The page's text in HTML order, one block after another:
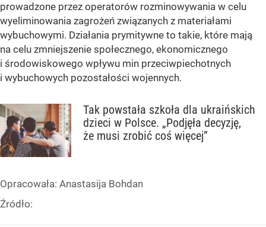
prowadzone przez operatorów rozminowywania w celu
wyeliminowania zagrożeń związanych z materiałami
wybuchowymi. Działania prymitywne to takie, które mają
na celu zmniejszenie społecznego, ekonomicznego
i środowiskowego wpływu min przeciwpiechotnych
i wybuchowych pozostałości wojennych.
Tak powstała szkoła dla ukraińskich
dzieci w Polsce. „Podjęła decyzję,
że musi zrobić coś więcej”
Opracowała: Anastasija Bohdan
Źródło: